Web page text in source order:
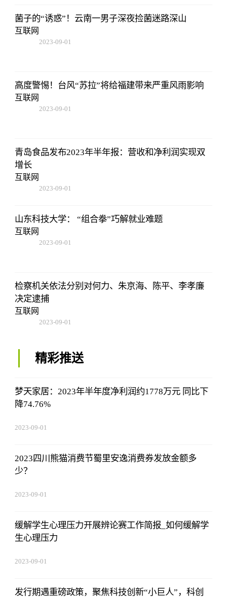
菌子的“诱惑”！云南一男子深夜捡菌迷路深山
互联网
2023-09-01
高度警惕！台风“苏拉”将给福建带来严重风雨影响
互联网
2023-09-01
青岛食品发布2023年半年报：营收和净利润实现双
增长
互联网
2023-09-01
山东科技大学： “组合拳”巧解就业难题
互联网
2023-09-01
检察机关依法分别对何力、朱京海、陈平、李孝廉
决定逮捕
互联网
2023-09-01
精彩推送
梦天家居：2023年半年度净利润约1778万元 同比下
降74.76%
2023-09-01
2023四川熊猫消费节蜀里安逸消费券发放金额多
少？
2023-09-01
缓解学生心理压力开展辨论赛工作简报_如何缓解学
生心理压力
2023-09-01
发行期遇重磅政策，聚焦科技创新“小巨人”，科创